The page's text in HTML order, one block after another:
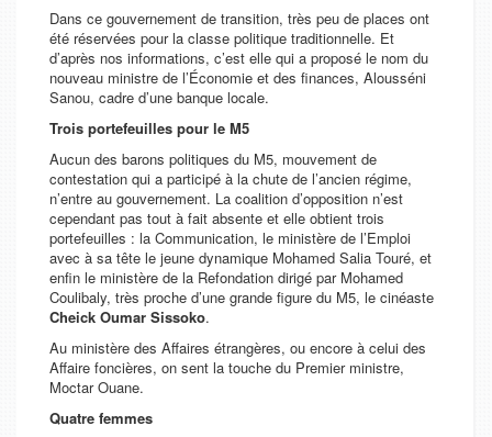
Dans ce gouvernement de transition, très peu de places ont
été réservées pour la classe politique traditionnelle. Et
d’après nos informations, c’est elle qui a proposé le nom du
nouveau ministre de l’Économie et des finances, Alousséni
Sanou, cadre d’une banque locale.
Trois portefeuilles pour le M5
Aucun des barons politiques du M5, mouvement de
contestation qui a participé à la chute de l’ancien régime,
n’entre au gouvernement. La coalition d’opposition n’est
cependant pas tout à fait absente et elle obtient trois
portefeuilles : la Communication, le ministère de l’Emploi
avec à sa tête le jeune dynamique Mohamed Salia Touré, et
enfin le ministère de la Refondation dirigé par Mohamed
Coulibaly, très proche d’une grande figure du M5, le cinéaste
Cheick Oumar Sissoko.
Au ministère des Affaires étrangères, ou encore à celui des
Affaire foncières, on sent la touche du Premier ministre,
Moctar Ouane.
Quatre femmes